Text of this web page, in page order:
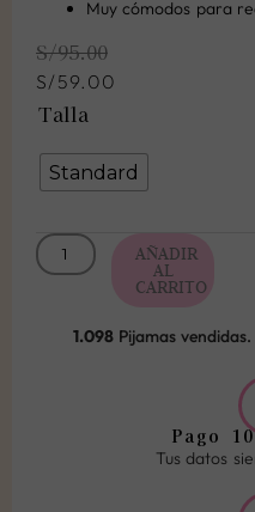
Muy cómodos para
S/95.00
El
precio
original
era:
S/95.00.
S/ 59.00
El
precio
actual
es:
S/59.00.
Talla
Standard
Polo
Beige
cantidad
AÑADIR
AL
CARRITO
1.098Pijamas vendidas.
Pago
Tus datos